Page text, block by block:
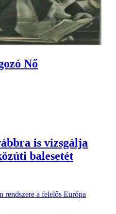
Nő
is vizsgálja
balesetét